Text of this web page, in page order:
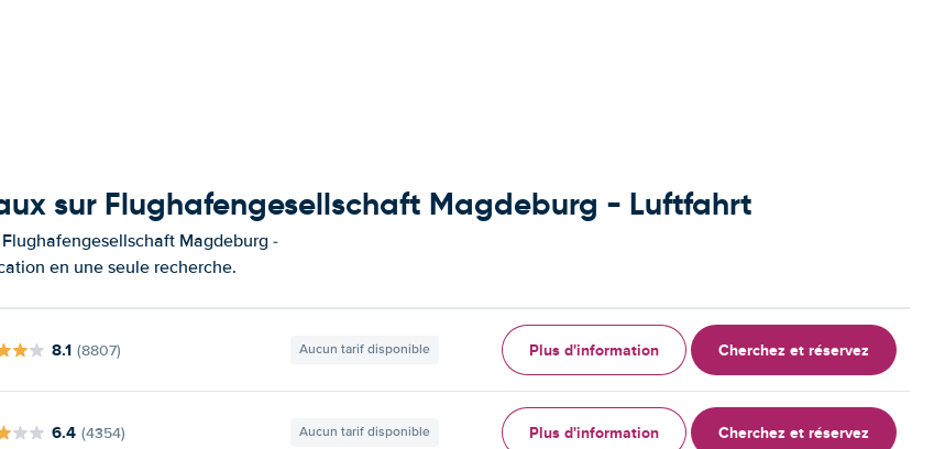
sur Flughafengesellschaft Magdeburg - Luftfahrt
Magdeburg -
en une seule recherche.
8.1 (8807) Aucun tarif disponible Plus d'information Cherchez et réservez
6.4 (4354) Aucun tarif disponible Plus d'information Cherchez et réservez